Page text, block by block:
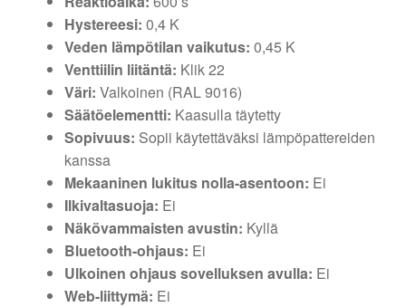
Hystereesi: 0,4 K
Veden lämpötilan vaikutus: 0,45 K
Venttiilin liitäntä: Klik 22
Väri: Valkoinen (RAL 9016)
Säätöelementti: Kaasulla täytetty
Sopivuus: Sopii käytettäväksi lämpöpattereiden
kanssa
Mekaaninen lukitus nolla-asentoon: Ei
Ilkivaltasuoja: Ei
Näkövammaisten avustin: Kyllä
Bluetooth-ohjaus: Ei
Ulkoinen ohjaus sovelluksen avulla: Ei
Web-liittymä: Ei